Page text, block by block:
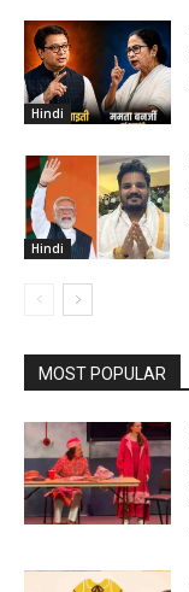
Hindi
Hindi
MOST POPULAR